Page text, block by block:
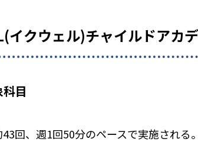
イクウェル)チャイルドアカ
目
回、週1回50分のペースで実施され